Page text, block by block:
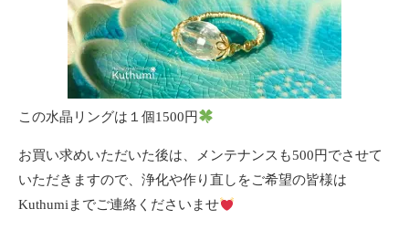
この水晶リングは１個1500円
お買い求めいただいた後は、メンテナンスも500円でさせて
いただきますので、浄化や作り直しをご希望の皆様は
Kuthumiまでご連絡くださいませ